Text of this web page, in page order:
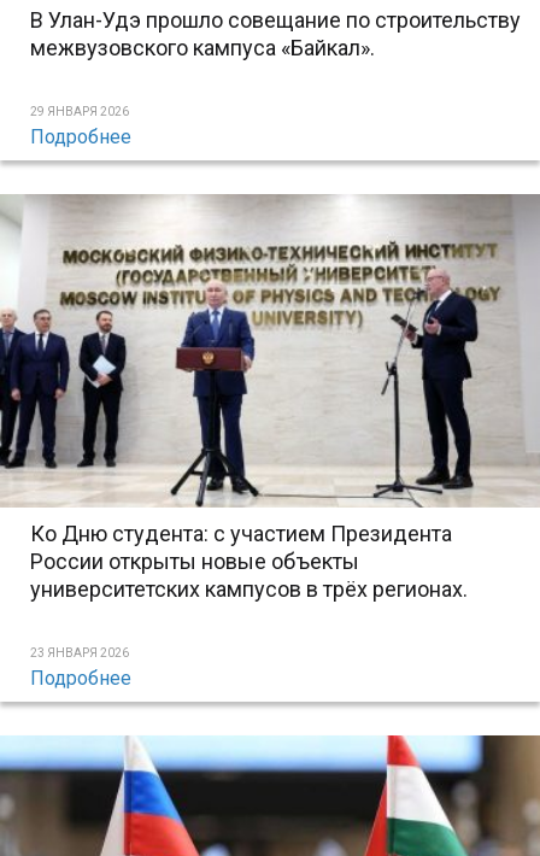
В Улан-Удэ прошло совещание по строительству
межвузовского кампуса «Байкал».
29 ЯНВАРЯ 2026
Подробнее
Ко Дню студента: с участием Президента
России открыты новые объекты
университетских кампусов в трёх регионах.
23 ЯНВАРЯ 2026
Подробнее